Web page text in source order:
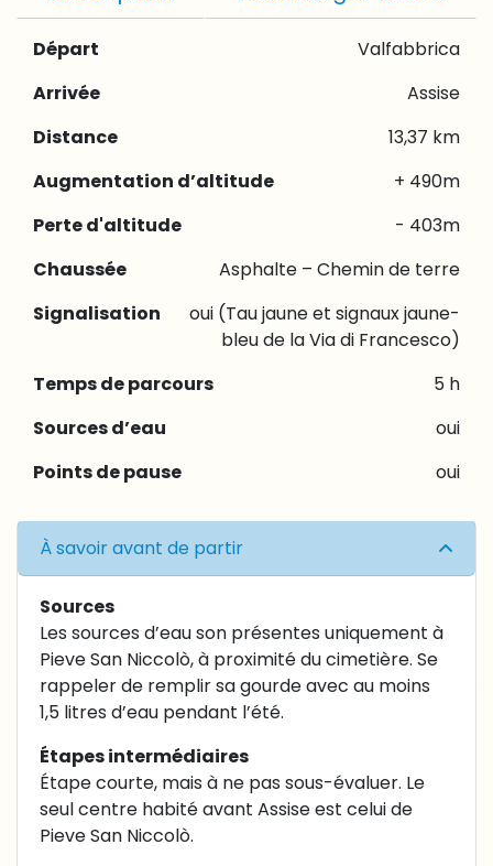
Départ
Valfabbrica
Arrivée
Assise
Distance
13,37 km
Augmentation d’altitude
+ 490m
Perte d'altitude
- 403m
Chaussée
Asphalte – Chemin de terre
Signalisation
oui (Tau jaune et signaux jaune-
bleu de la Via di Francesco)
Temps de parcours
5 h
Sources d’eau
oui
Points de pause
oui
À savoir avant de partir
Sources
Les sources d’eau son présentes uniquement à
Pieve San Niccolò, à proximité du cimetière. Se
rappeler de remplir sa gourde avec au moins
1,5 litres d’eau pendant l’été.
Étapes intermédiaires
Étape courte, mais à ne pas sous-évaluer. Le
seul centre habité avant Assise est celui de
Pieve San Niccolò.